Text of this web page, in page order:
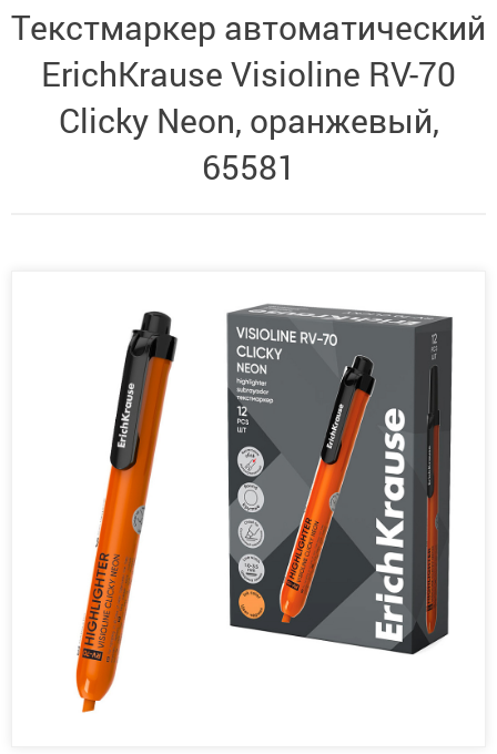
Текстмаркер автоматический
ErichKrause Visioline RV-70
Clicky Neon, оранжевый,
65581